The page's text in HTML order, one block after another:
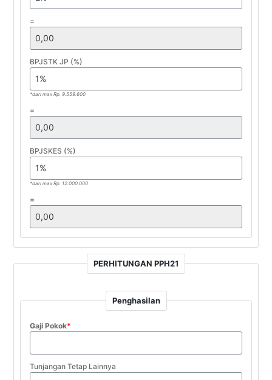
=
BPJSTK JP (%)
*dari max Rp. 9.559.600
=
BPJSKES (%)
*dari max Rp. 12.000.000
=
PERHITUNGAN PPH21
Penghasilan
Gaji Pokok*
Tunjangan Tetap Lainnya